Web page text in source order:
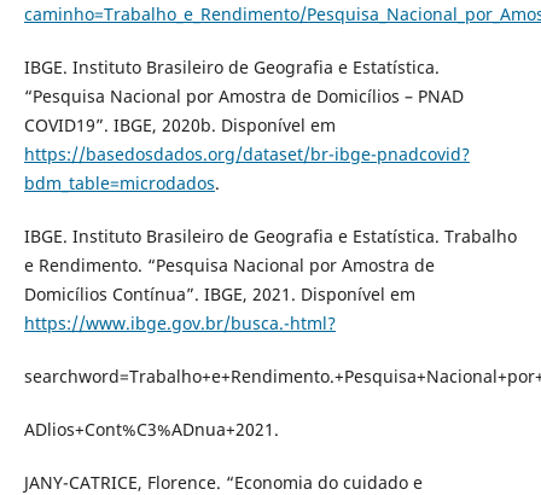
caminho=Trabalho_e_Rendimento/
IBGE. Instituto Brasileiro de Geografia e Estatística.
“Pesquisa Nacional por Amostra de Domicílios – PNAD
COVID19”. IBGE, 2020b. Disponível em
https://basedosdados.org/dataset/br-ibge-pnadcovid?
bdm_table=microdados.
IBGE. Instituto Brasileiro de Geografia e Estatística. Trabalho
e Rendimento. “Pesquisa Nacional por Amostra de
Domicílios Contínua”. IBGE, 2021. Disponível em
https://www.ibge.gov.br/busca.-html?
ADlios+Cont%C3%ADnua+2021.
JANY-CATRICE, Florence. “Economia do cuidado e